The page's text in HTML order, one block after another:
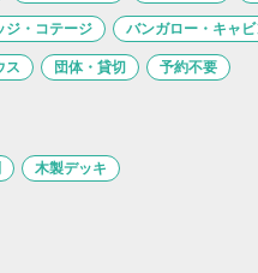
ジ・コテージ バンガロー・キャ
ス 団体・貸切 予約不要
木製デッキ